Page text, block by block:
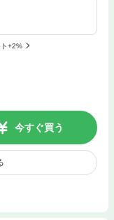
+2%
今すぐ買う